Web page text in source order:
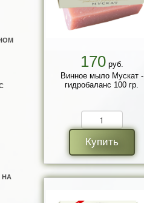
НА
170руб.
Винное мыло Мускат -
гидробаланс 100 гр.
Купить